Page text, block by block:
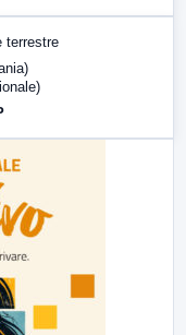
terrestre